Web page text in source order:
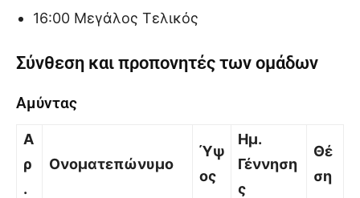
16:00 Μεγάλος Τελικός
Σύνθεση και προπονητές των ομάδων
Αμύντας
Α
ρ
.
Ονοματεπώνυμο
Ύψ
ος
Ημ.
Γέννηση
ς
Θέ
ση